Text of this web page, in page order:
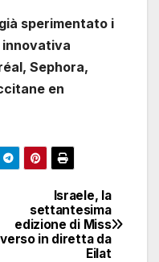
sperimentato i
Sephora,
en
Israele, la
settantesima
edizione di Miss
in diretta da
Eilat